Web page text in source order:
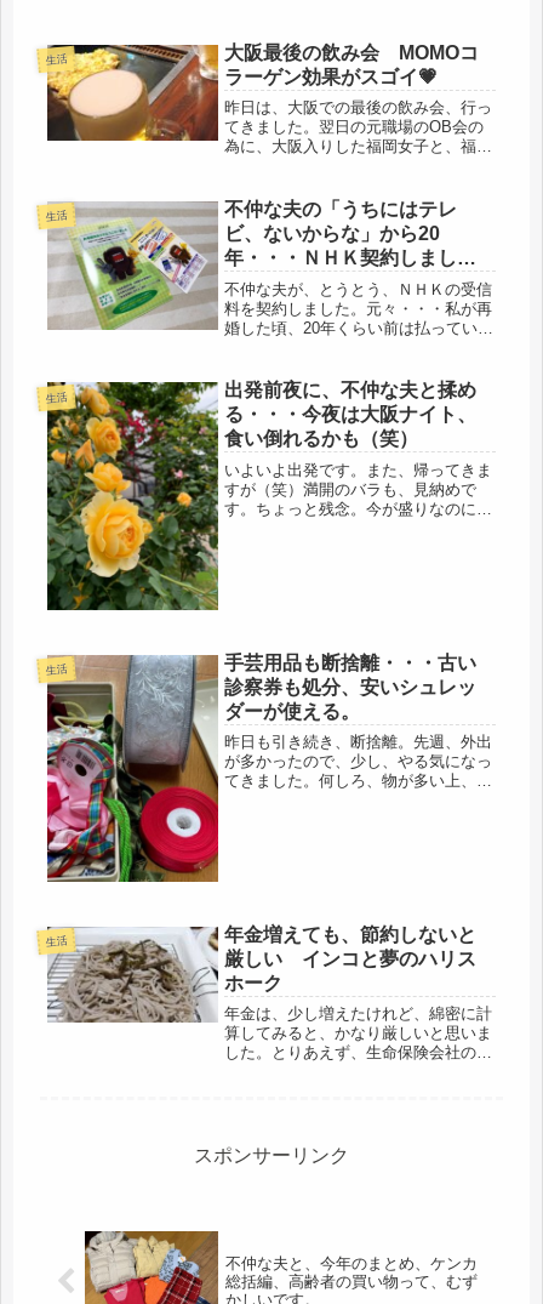
る。昨日の朝は、ちょっとぐずぐずし
ていたので、ポテッという音と共に、
落ち...
生活
大阪最後の飲み会 MOMOコ
ラーゲン効果がスゴイ💗
昨日は、大阪での最後の飲み会、行っ
てきました。翌日の元職場のOB会の
為に、大阪入りした福岡女子と、福岡
マッチョ。卓球歴は30年のスポーツマ
ン福岡でUR生活の先輩。まずは、大
阪...
生活
不仲な夫の「うちにはテレ
ビ、ないからな」から20
年・・・ＮＨＫ契約しまし
た。
不仲な夫が、とうとう、ＮＨＫの受信
料を契約しました。元々・・・私が再
婚した頃、20年くらい前は払っていた
わけないです、ゴルフは、日々、研鑽
していたのだから・・・ＮＨＫの集
金...
生活
出発前夜に、不仲な夫と揉め
る・・・今夜は大阪ナイト、
食い倒れるかも（笑）
いよいよ出発です。また、帰ってきま
すが（笑）満開のバラも、見納めで
す。ちょっと残念。今が盛りなのに
生活
手芸用品も断捨離・・・古い
診察券も処分、安いシュレッ
ダーが使える。
昨日も引き続き、断捨離。先週、外出
が多かったので、少し、やる気になっ
てきました。何しろ、物が多い上、こ
生活
年金増えても、節約しないと
厳しい インコと夢のハリス
ホーク
年金は、少し増えたけれど、綿密に計
算してみると、かなり厳しいと思いま
した。とりあえず、生命保険会社の年
入済...
スポンサーリンク
不仲な夫と、今年のまとめ、ケンカ
総括編、高齢者の買い物って、むず
かしいです。